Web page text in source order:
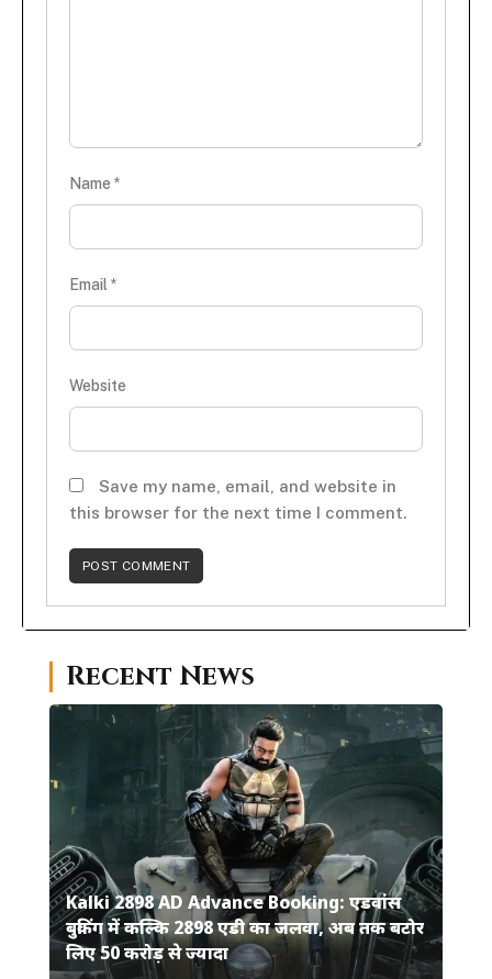
Name *
Email *
Website
Save my name, email, and website in
this browser for the next time I comment.
Recent News
Kalki 2898 AD Advance Booking: एडवांस
बुकिंग में कल्कि 2898 एडी का जलवा, अब तक बटोर
लिए 50 करोड़ से ज्यादा